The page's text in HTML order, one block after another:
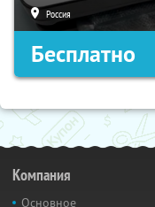
Россия
Бесплатно
Компания
Основное